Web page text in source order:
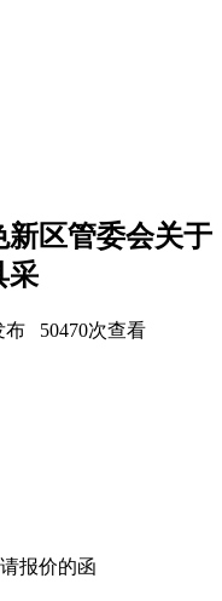
区管委会关于
采
布 50470次查看
报价的函